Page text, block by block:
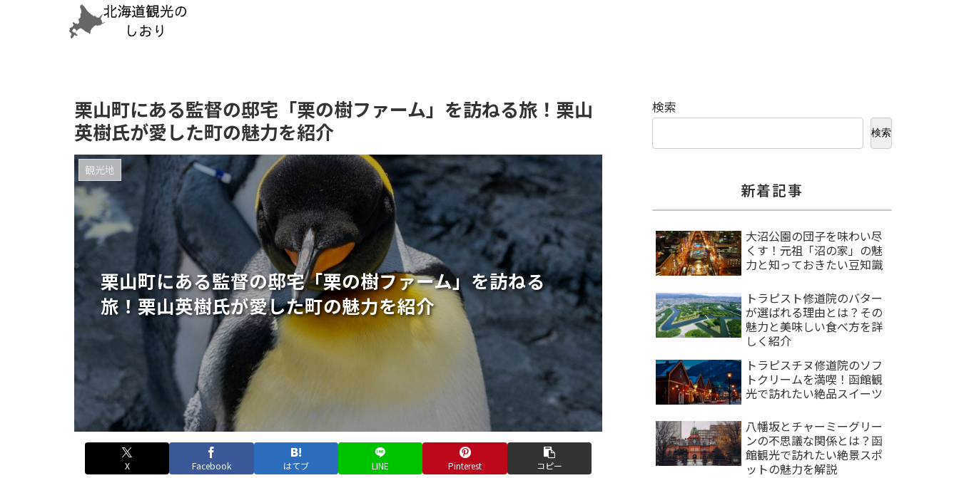
栗山町にある監督の邸宅「栗の樹ファーム」を訪ねる旅！栗山
英樹氏が愛した町の魅力を紹介
栗山町にある監督の邸宅「栗の樹ファーム」を訪ねる
旅！栗山英樹氏が愛した町の魅力を紹介
観光地
X Facebook はてブ LINE Pinterest コピー
検索
検索
新着記事
大沼公園の団子を味わい尽
くす！元祖「沼の家」の魅
力と知っておきたい豆知識
トラピスト修道院のバター
が選ばれる理由とは？その
魅力と美味しい食べ方を詳
しく紹介
トラピスチヌ修道院のソフ
トクリームを満喫！函館観
光で訪れたい絶品スイーツ
八幡坂とチャーミーグリー
ンの不思議な関係とは？函
館観光で訪れたい絶景スポ
ットの魅力を解説